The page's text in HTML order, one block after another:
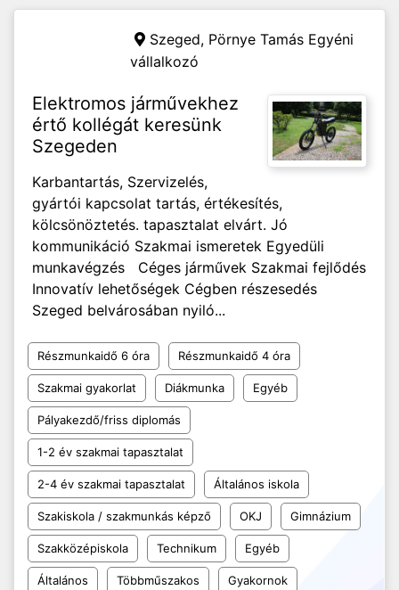
Szeged, Pörnye Tamás Egyéni
vállalkozó
Elektromos járművekhez
értő kollégát keresünk
Szegeden
Karbantartás, Szervizelés,
gyártói kapcsolat tartás, értékesítés,
kölcsönöztetés. tapasztalat elvárt. Jó
kommunikáció Szakmai ismeretek Egyedüli
munkavégzés Céges járművek Szakmai fejlődés
Innovatív lehetőségek Cégben részesedés
Szeged belvárosában nyiló...
Részmunkaidő 6 óra Részmunkaidő 4 óra
Szakmai gyakorlat Diákmunka Egyéb
Pályakezdő/friss diplomás
1-2 év szakmai tapasztalat
2-4 év szakmai tapasztalat Általános iskola
Szakiskola / szakmunkás képző OKJ Gimnázium
Szakközépiskola Technikum Egyéb
Általános Többműszakos Gyakornok